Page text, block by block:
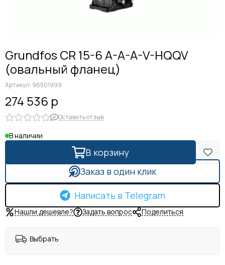
Grundfos CR 15-6 A-A-A-V-HQQV
(овальный фланец)
Артикул: 96501999
274 536 р
Оставить отзыв
В наличии
В корзину
Заказ в один клик
Написать в Telegram
Нашли дешевле? Задать вопрос Поделиться
Выбрать